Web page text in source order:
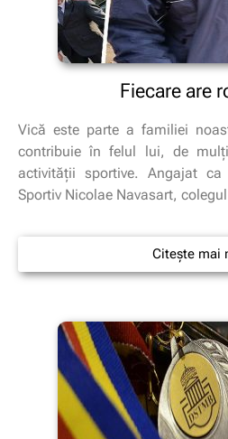
Fiecare are
Vică este parte a familiei
contribuie în felul lui, de
activităţii sportive. Angajat
Sportiv Nicolae Navasart,
Citește mai